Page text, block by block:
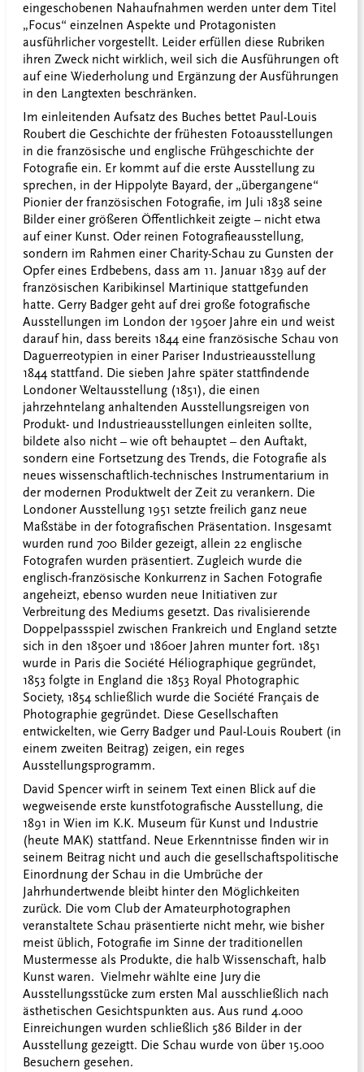
eingeschobenen Nahaufnahmen werden unter dem Titel
„Focus“ einzelnen Aspekte und Protagonisten
ausführlicher vorgestellt. Leider erfüllen diese Rubriken
ihren Zweck nicht wirklich, weil sich die Ausführungen oft
auf eine Wiederholung und Ergänzung der Ausführungen
in den Langtexten beschränken.
Im einleitenden Aufsatz des Buches bettet Paul-Louis
Roubert die Geschichte der frühesten Fotoausstellungen
in die französische und englische Frühgeschichte der
Fotografie ein. Er kommt auf die erste Ausstellung zu
sprechen, in der Hippolyte Bayard, der „übergangene“
Pionier der französischen Fotografie, im Juli 1838 seine
Bilder einer größeren Öffentlichkeit zeigte – nicht etwa
auf einer Kunst. Oder reinen Fotografieausstellung,
sondern im Rahmen einer Charity-Schau zu Gunsten der
Opfer eines Erdbebens, dass am 11. Januar 1839 auf der
französischen Karibikinsel Martinique stattgefunden
hatte. Gerry Badger geht auf drei große fotografische
Ausstellungen im London der 1950er Jahre ein und weist
darauf hin, dass bereits 1844 eine französische Schau von
Daguerreotypien in einer Pariser Industrieausstellung
1844 stattfand. Die sieben Jahre später stattfindende
Londoner Weltausstellung (1851), die einen
jahrzehntelang anhaltenden Ausstellungsreigen von
Produkt- und Industrieausstellungen einleiten sollte,
bildete also nicht – wie oft behauptet – den Auftakt,
sondern eine Fortsetzung des Trends, die Fotografie als
neues wissenschaftlich-technisches Instrumentarium in
der modernen Produktwelt der Zeit zu verankern. Die
Londoner Ausstellung 1951 setzte freilich ganz neue
Maßstäbe in der fotografischen Präsentation. Insgesamt
wurden rund 700 Bilder gezeigt, allein 22 englische
Fotografen wurden präsentiert. Zugleich wurde die
englisch-französische Konkurrenz in Sachen Fotografie
angeheizt, ebenso wurden neue Initiativen zur
Verbreitung des Mediums gesetzt. Das rivalisierende
Doppelpassspiel zwischen Frankreich und England setzte
sich in den 1850er und 1860er Jahren munter fort. 1851
wurde in Paris die Société Héliographique gegründet,
1853 folgte in England die 1853 Royal Photographic
Society, 1854 schließlich wurde die Société Français de
Photographie gegründet. Diese Gesellschaften
entwickelten, wie Gerry Badger und Paul-Louis Roubert (in
einem zweiten Beitrag) zeigen, ein reges
Ausstellungsprogramm.
David Spencer wirft in seinem Text einen Blick auf die
wegweisende erste kunstfotografische Ausstellung, die
1891 in Wien im K.K. Museum für Kunst und Industrie
(heute MAK) stattfand. Neue Erkenntnisse finden wir in
seinem Beitrag nicht und auch die gesellschaftspolitische
Einordnung der Schau in die Umbrüche der
Jahrhundertwende bleibt hinter den Möglichkeiten
zurück. Die vom Club der Amateurphotographen
veranstaltete Schau präsentierte nicht mehr, wie bisher
meist üblich, Fotografie im Sinne der traditionellen
Mustermesse als Produkte, die halb Wissenschaft, halb
Kunst waren. Vielmehr wählte eine Jury die
Ausstellungsstücke zum ersten Mal ausschließlich nach
ästhetischen Gesichtspunkten aus. Aus rund 4.000
Einreichungen wurden schließlich 586 Bilder in der
Ausstellung gezeigtt. Die Schau wurde von über 15.000
Besuchern gesehen.